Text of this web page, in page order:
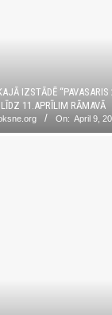
IZSTĀDĒ
11.APRĪLIM RĀMAVĀ
On: April 9,